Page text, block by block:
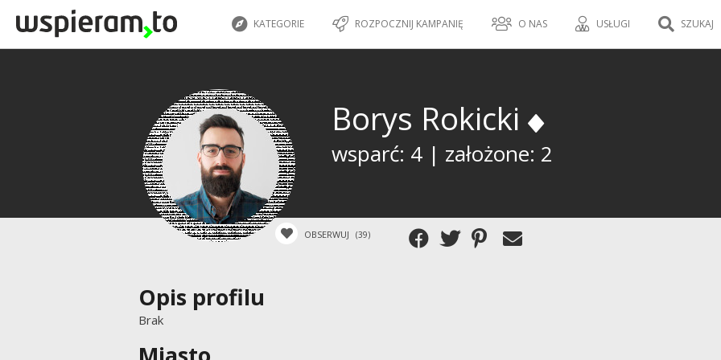
KATEGORIE ROZPOCZNIJ KAMPANIĘ O NAS USŁUGI SZUKAJ
Borys Rokicki
wsparć: 4 | założone: 2
OBSERWUJ (39)
Opis profilu
Brak